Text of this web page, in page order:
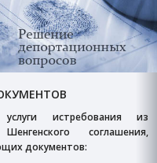
истребования из
соглашения,
документов: